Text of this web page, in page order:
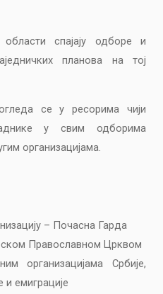
спајају одборе и
планова на тој
се у ресорима чији
у свим одборима
организацијама.
– Почасна Гарда
Православном Црквом
организацијама Србије,
емиграције